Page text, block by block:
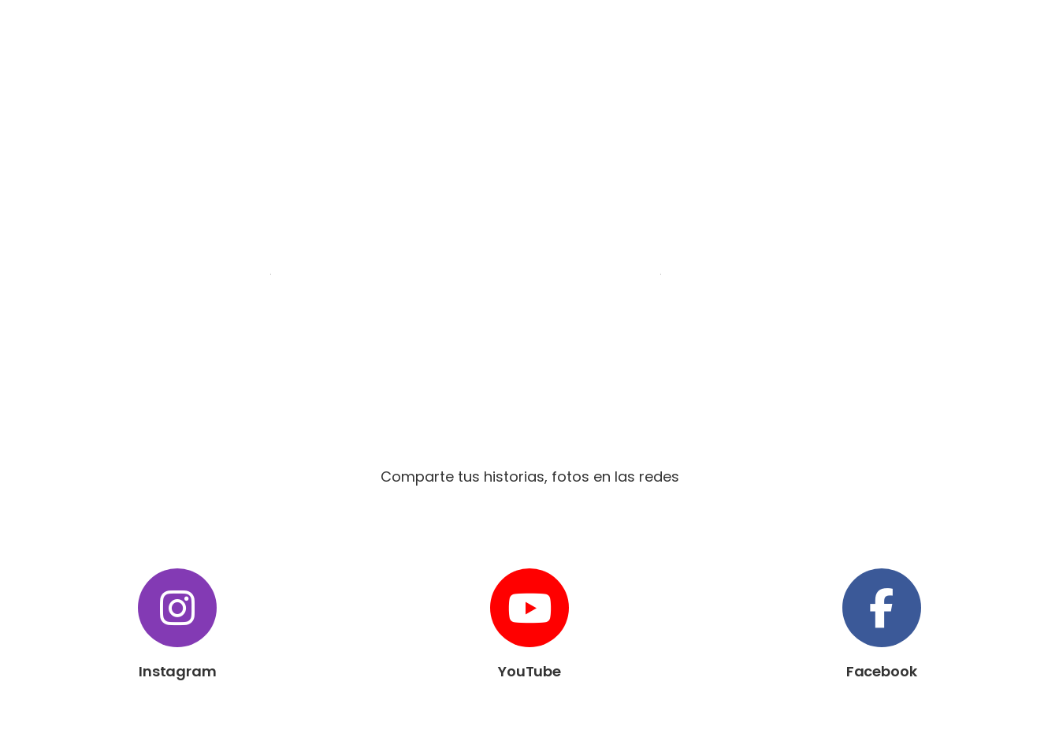
Comparte tus historias, fotos en las redes
Instagram YouTube Facebook